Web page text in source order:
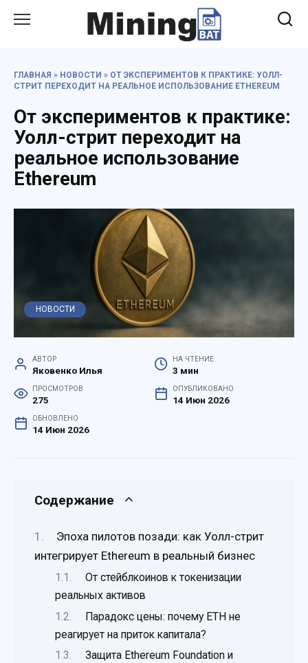
ГЛАВНАЯ » НОВОСТИ » ОТ ЭКСПЕРИМЕНТОВ К ПРАКТИКЕ: УОЛЛ-
СТРИТ ПЕРЕХОДИТ НА РЕАЛЬНОЕ ИСПОЛЬЗОВАНИЕ ETHEREUM
От экспериментов к практике:
Уолл-стрит переходит на
реальное использование
Ethereum
НОВОСТИ
АВТОР
Яковенко Илья
НА ЧТЕНИЕ
3 мин
ПРОСМОТРОВ
275
ОПУБЛИКОВАНО
14 Июн 2026
ОБНОВЛЕНО
14 Июн 2026
Содержание
Эпоха пилотов позади: как Уолл-стрит
интегрирует Ethereum в реальный бизнес
От стейблкоинов к токенизации
реальных активов
Парадокс цены: почему ETH не
реагирует на приток капитала?
Защита Ethereum Foundation и